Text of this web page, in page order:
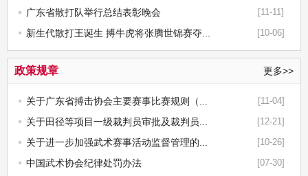
[11-11]
广东省散打队举行总结表彰晚会
[10-06]
新生代散打王诞生 搏牛虎将张腾世锦赛夺...
更多>>
政策规章
[11-04]
关于广东省搏击协会主要赛事比赛规则（...
[12-21]
关于田径等项目一级裁判员审批及裁判员...
[10-26]
关于进一步加强武术赛事活动监督管理的...
[07-30]
中国武术协会纪律处罚办法